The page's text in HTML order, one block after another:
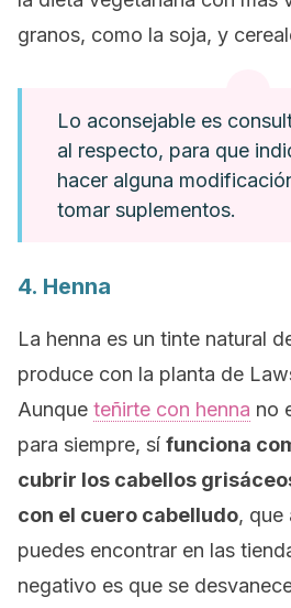
granos, como la soja, y
Lo aconsejable es
al respecto, para que
hacer alguna
tomar suplementos.
4. Henna
La henna es un tinte natural
produce con la planta de
Aunque teñirte con henna no
para siempre, sí funciona
cubrir los cabellos
con el cuero cabelludo, que
puedes encontrar en las
negativo es que se